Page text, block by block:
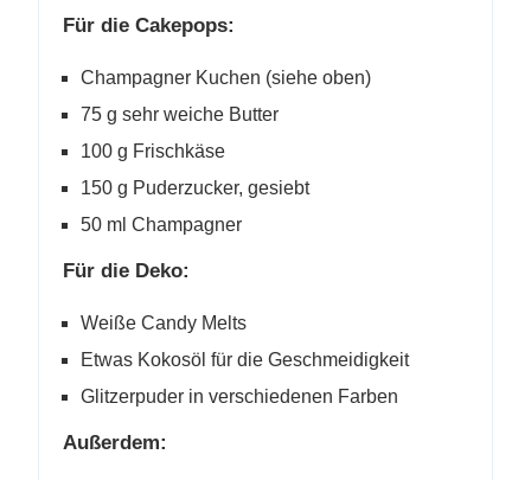
Für die Cakepops:
Champagner Kuchen (siehe oben)
75 g sehr weiche Butter
100 g Frischkäse
150 g Puderzucker, gesiebt
50 ml Champagner
Für die Deko:
Weiße Candy Melts
Etwas Kokosöl für die Geschmeidigkeit
Glitzerpuder in verschiedenen Farben
Außerdem: